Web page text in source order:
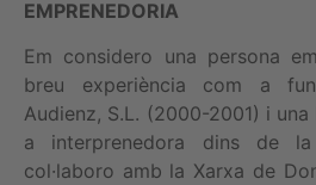
EMPRENEDORIA
Em considero una persona
breu experiència com a
Audienz, S.L. (2000-2001) i
a interprenedora dins de
col·laboro amb la Xarxa de